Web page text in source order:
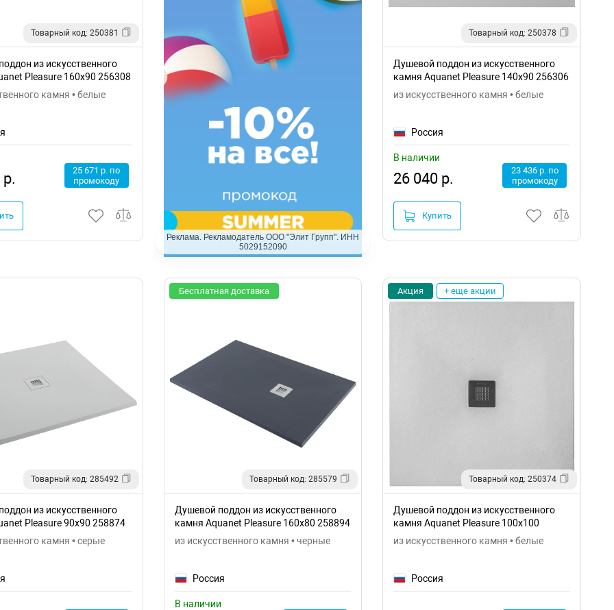
Товарный код: 250381
из искусственного
Pleasure 160x90 256308
камня • белые
25 671 р. по
промокоду
Реклама. Рекламодатель ООО "Элит Групп". ИНН
5029152090
Товарный код: 250378
Душевой поддон из искусственного
камня Aquanet Pleasure 140x90 256306
из искусственного камня • белые
Россия
В наличии
26 040 р.
23 436 р. по
промокоду
Купить
Товарный код: 285492
из искусственного
Pleasure 90x90 258874
камня • серые
Бесплатная доставка
Товарный код: 285579
Душевой поддон из искусственного
камня Aquanet Pleasure 160x80 258894
из искусственного камня • черные
Россия
В наличии
Акция + еще акции
Товарный код: 250374
Душевой поддон из искусственного
камня Aquanet Pleasure 100x100
из искусственного камня • белые
Россия